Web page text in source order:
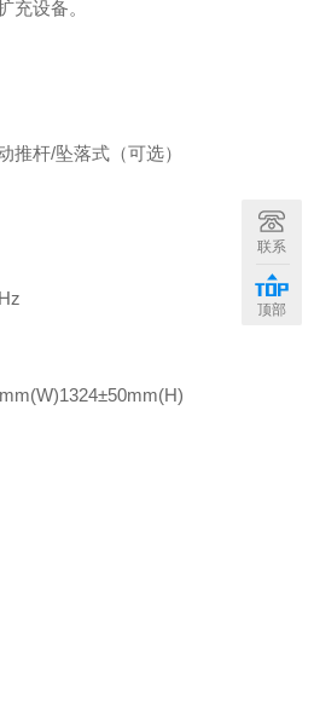
充设备。
推杆/坠落式（可选）
联系
顶部